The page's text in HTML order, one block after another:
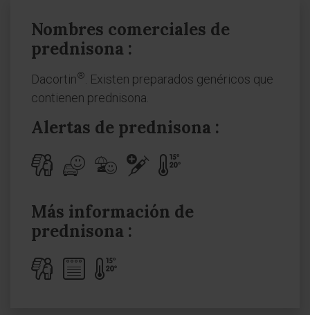
Nombres comerciales de
prednisona :
Dacortin®
. Existen preparados genéricos que
contienen prednisona.
Alertas de prednisona :
Más información de
prednisona :